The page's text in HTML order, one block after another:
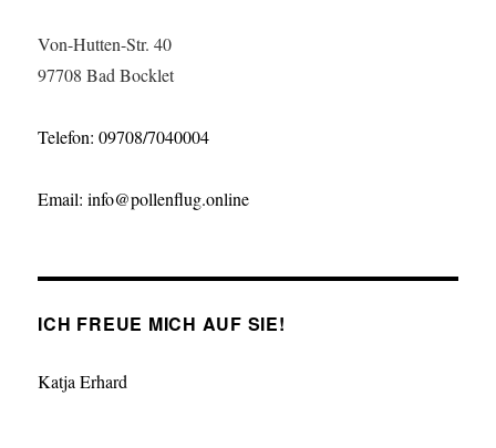
Von-Hutten-Str. 40
97708 Bad Bocklet
Telefon: 09708/7040004
Email: info@pollenflug.online
ICH FREUE MICH AUF SIE!
Katja Erhard